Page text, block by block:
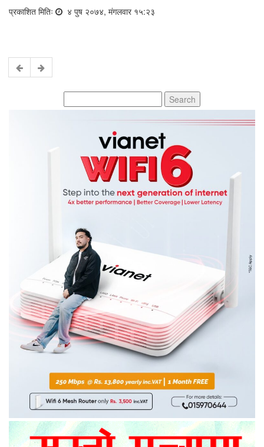
प्रकाशित मितिः ४ पुष २०७४, मंगलवार १५:२३
for: